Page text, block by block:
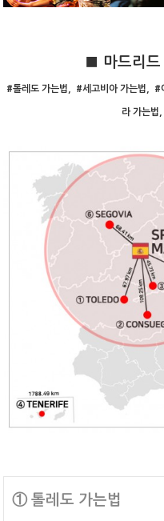
■ 마드리드
#톨레도 가는법, #세고비아가는법, #
라가는법
① 톨레도 가는법